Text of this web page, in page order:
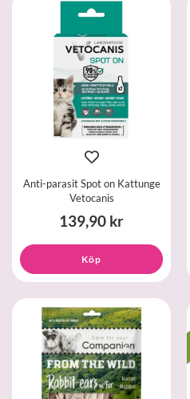
Anti-parasit Spot on Kattunge
Vetocanis
139,90 kr
Köp